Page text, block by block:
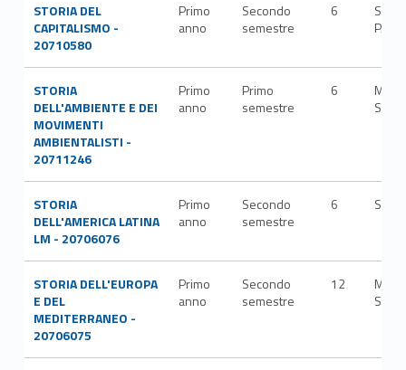
STORIA DEL
CAPITALISMO -
20710580
Primo
anno
Secondo
semestre
6
SECS-
P/12
STORIA
DELL'AMBIENTE E DEI
MOVIMENTI
AMBIENTALISTI -
20711246
Primo
anno
Primo
semestre
6
M-
STORIA
DELL'AMERICA LATINA
LM - 20706076
Primo
anno
Secondo
semestre
6 SPS/
STORIA DELL'EUROPA
E DEL
MEDITERRANEO -
20706075
Primo
anno
Secondo
semestre
12
M-